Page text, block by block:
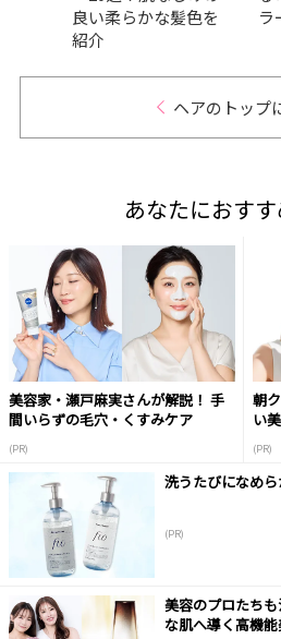
良い柔らかな髪色を
紹介
ラ
ヘアのトップ
あなたにおす
美容家・瀬戸麻実さんが解説！ 手
間いらずの毛穴・くすみケア
(PR)
朝
い
(PR)
洗うたびになめ
(PR)
美容のプロたち
な肌へ導く高機